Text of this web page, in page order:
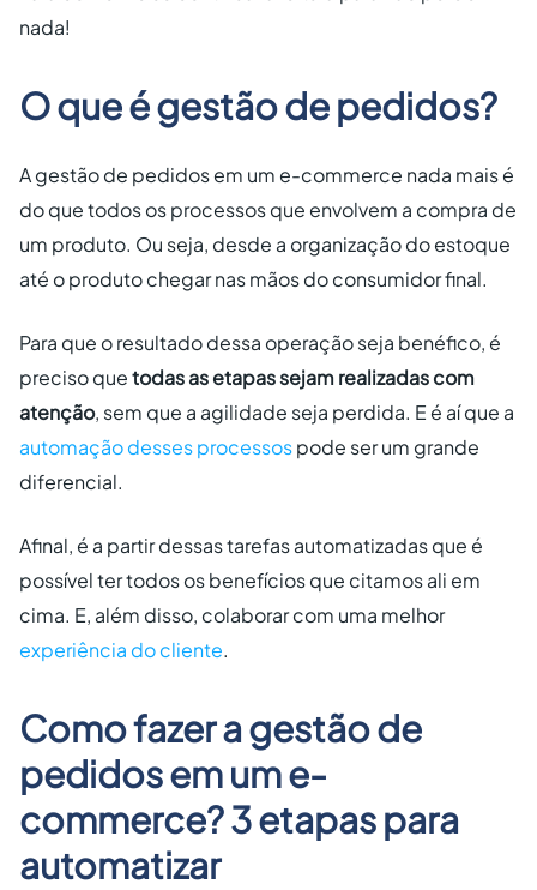
nada!
O que é gestão de pedidos?
A gestão de pedidos em um e-commerce nada mais é
do que todos os processos que envolvem a compra de
um produto. Ou seja, desde a organização do estoque
até o produto chegar nas mãos do consumidor final.
Para que o resultado dessa operação seja benéfico, é
preciso quetodas as etapas sejam realizadas com
atenção, sem que a agilidade seja perdida. E é aí que a
automação desses processospode ser um grande
diferencial.
Afinal, é a partir dessas tarefas automatizadas que é
possível ter todos os benefícios que citamos ali em
cima. E, além disso, colaborar com uma melhor
experiência do cliente.
Como fazer a gestão de
pedidos em um e-
commerce? 3 etapas para
automatizar